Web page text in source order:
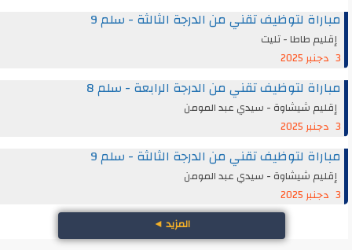
مباراة لتوظيف تقني من الدرجة الثالثة - سلم 9
إقليم طاطا - تليت
مباراة لتوظيف تقني من الدرجة الرابعة - سلم 8
إقليم شيشاوة - سيدي عبد المومن
مباراة لتوظيف تقني من الدرجة الثالثة - سلم 9
إقليم شيشاوة - سيدي عبد المومن
المزيد◄